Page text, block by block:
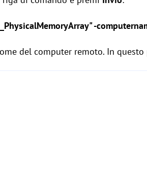
-
del computer remoto. In